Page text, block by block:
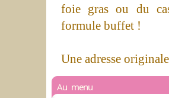
foie gras ou du
formule buffet !
Une adresse
Au menu